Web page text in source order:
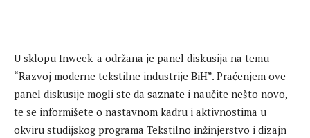
U sklopu Inweek-a održana je panel diskusija na temu
“Razvoj moderne tekstilne industrije BiH”. Praćenjem ove
panel diskusije mogli ste da saznate i naučite nešto novo,
te se informišete o nastavnom kadru i aktivnostima u
okviru studijskog programa Tekstilno inžinjerstvo i dizajn